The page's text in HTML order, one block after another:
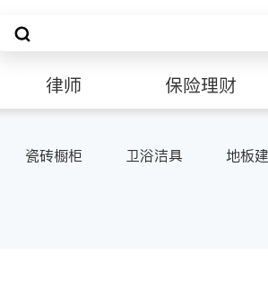
律师 保险理财
瓷砖橱柜 卫浴洁具 地板